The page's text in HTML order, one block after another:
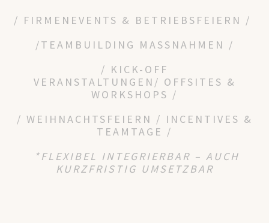
/ FIRMENEVENTS & BETRIEBSFEIERN /
/TEAMBUILDING MASSNAHMEN /
/ KICK-OFF
VERANSTALTUNGEN/ OFFSITES &
WORKSHOPS /
/ WEIHNACHTSFEIERN / INCENTIVES &
TEAMTAGE /
*FLEXIBEL INTEGRIERBAR – AUCH
KURZFRISTIG UMSETZBAR